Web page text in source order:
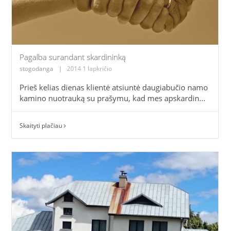
Pagalba surandant skardininką
stogodanga | 2014 1 lapkričio
Prieš kelias dienas klientė atsiuntė daugiabučio namo
kamino nuotrauką su prašymu, kad mes apskardin...
Skaityti plačiau